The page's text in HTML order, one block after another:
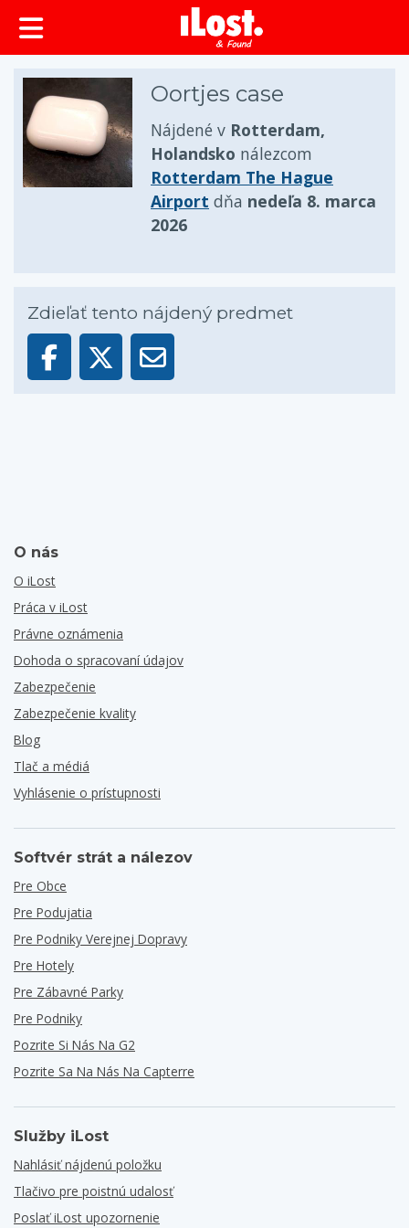
Oortjes case
Nájdené v Rotterdam,
Holandsko nálezcom
Rotterdam The Hague
Airport dňa nedeľa 8. marca
2026
Zdieľať tento nájdený predmet
O nás
O iLost
Práca v iLost
Právne oznámenia
Dohoda o spracovaní údajov
Zabezpečenie
Zabezpečenie kvality
Blog
Tlač a médiá
Vyhlásenie o prístupnosti
Softvér strát a nálezov
Pre Obce
Pre Podujatia
Pre Podniky Verejnej Dopravy
Pre Hotely
Pre Zábavné Parky
Pre Podniky
Pozrite Si Nás Na G2
Pozrite Sa Na Nás Na Capterre
Služby iLost
Nahlásiť nájdenú položku
Tlačivo pre poistnú udalosť
Poslať iLost upozornenie